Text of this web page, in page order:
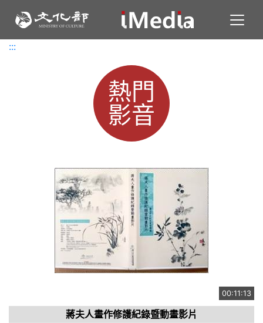
:::
:::
熱門
影音
00:11:13
蔣夫人畫作修護紀錄暨動畫影片